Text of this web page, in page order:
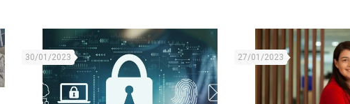
30/01/2023 27/01/2023